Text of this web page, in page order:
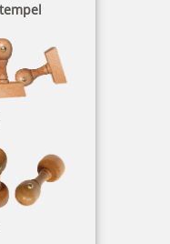
Exlibris Motiv 01
18,80 €